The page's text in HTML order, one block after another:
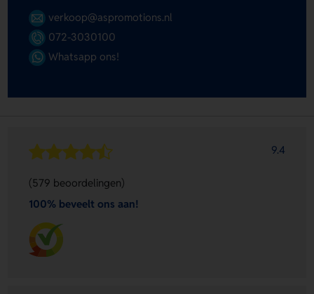
verkoop@aspromotions.nl
072-3030100
Whatsapp ons!
9.4
(579 beoordelingen)
100% beveelt ons aan!